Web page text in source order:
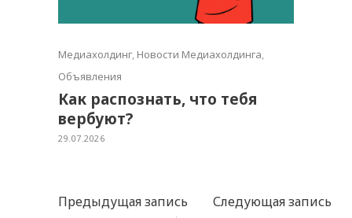
Медиахолдинг, Новости Медиахолдинга,
Объявления
Как распознать, что тебя
вербуют?
29.07.2026
Предыдущая запись
Следующая запись